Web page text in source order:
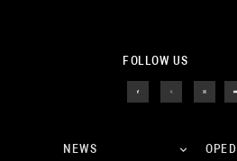
FOLLOW US
NEWS OPED